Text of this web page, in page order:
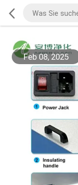
Feb 08, 2025